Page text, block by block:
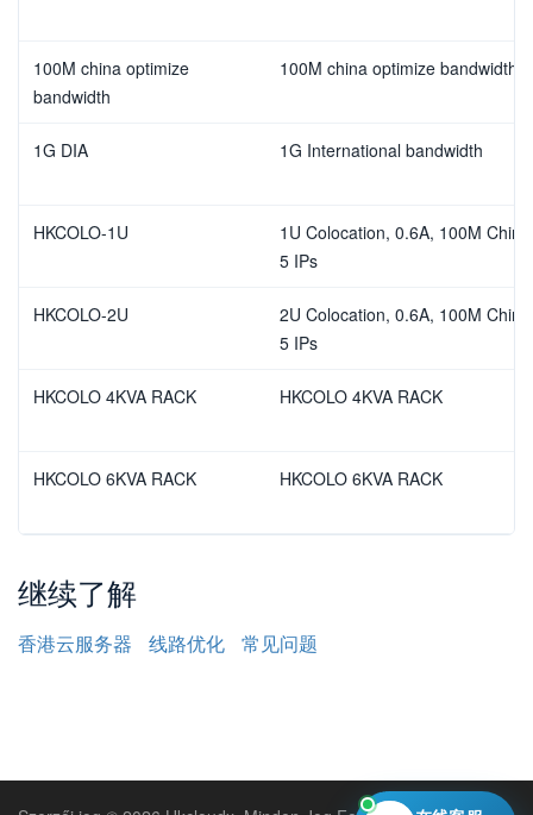
100M china optimize
bandwidth
100M china optimize bandwidth
1G DIA 1G International bandwidth
HKCOLO-1U
1U Colocation, 0.6A, 100M
5 IPs
HKCOLO-2U
2U Colocation, 0.6A, 100M
5 IPs
HKCOLO 4KVA RACK HKCOLO 4KVA RACK
HKCOLO 6KVA RACK HKCOLO 6KVA RACK
继续了解
香港云服务器 线路优化 常见问题